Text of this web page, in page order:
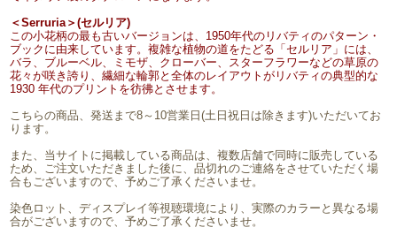
＜Serruria＞(セルリア)
この小花柄の最も古いバージョンは、1950年代のリバティのパターン・
ブックに由来しています。複雑な植物の道をたどる「セルリア」には、
バラ、ブルーベル、ミモザ、クローバー、スターフラワーなどの草原の
花々が咲き誇り、繊細な輪郭と全体のレイアウトがリバティの典型的な
1930 年代のプリントを彷彿とさせます。
こちらの商品、発送まで8～10営業日(土日祝日は除きます)いただいてお
ります。
また、当サイトに掲載している商品は、複数店舗で同時に販売している
ため、ご注文いただきました後に、品切れのご連絡をさせていただく場
合もございますので、予めご了承くださいませ。
染色ロット、ディスプレイ等視聴環境により、実際のカラーと異なる場
合がございますので、予めご了承くださいませ。